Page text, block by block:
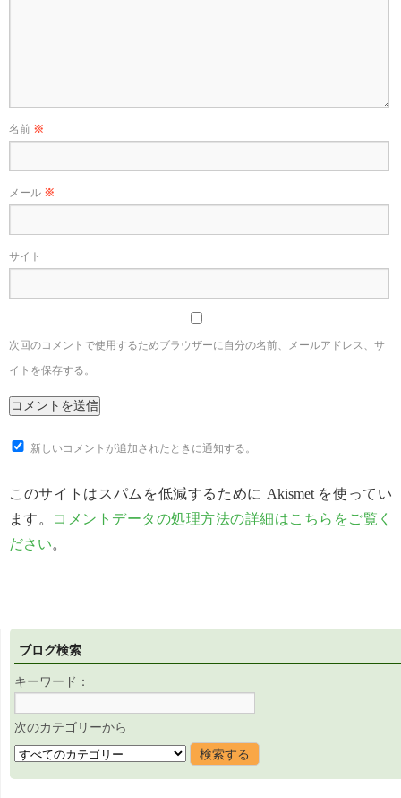
名前 ※
メール ※
サイト
次回のコメントで使用するためブラウザーに自分の名前、メールアドレス、サ
イトを保存する。
新しいコメントが追加されたときに通知する。
このサイトはスパムを低減するために Akismet を使ってい
ます。 コメントデータの処理方法の詳細はこちらをご覧く
ださい。
ブログ検索
キーワード：
次のカテゴリーから